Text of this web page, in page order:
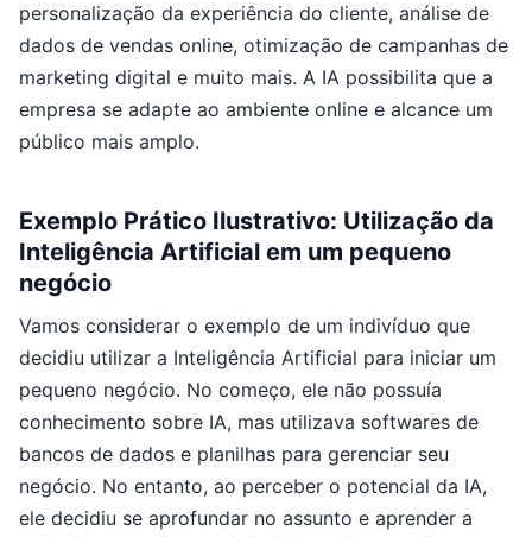
personalização da experiência do cliente, análise de
dados de vendas online, otimização de campanhas de
marketing digital e muito mais. A IA possibilita que a
empresa se adapte ao ambiente online e alcance um
público mais amplo.
Exemplo Prático Ilustrativo: Utilização da
Inteligência Artificial em um pequeno
negócio
Vamos considerar o exemplo de um indivíduo que
decidiu utilizar a Inteligência Artificial para iniciar um
pequeno negócio. No começo, ele não possuía
conhecimento sobre IA, mas utilizava softwares de
bancos de dados e planilhas para gerenciar seu
negócio. No entanto, ao perceber o potencial da IA,
ele decidiu se aprofundar no assunto e aprender a